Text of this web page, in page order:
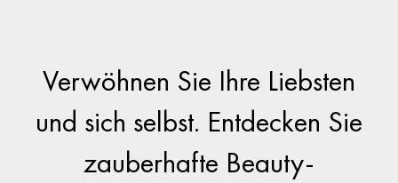
Verwöhnen Sie Ihre Liebsten
und sich selbst. Entdecken Sie
zauberhafte Beauty-